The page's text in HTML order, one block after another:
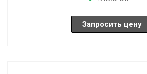
Запросить цену